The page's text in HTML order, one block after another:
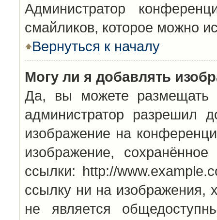
Администратор
смайликов, которое можно
Вернуться к началу
Могу ли я добавлять
Да, вы можете размещать
администратор разрешил
изображение на
изображение,
ссылки: http://
ссылку ни на
не является